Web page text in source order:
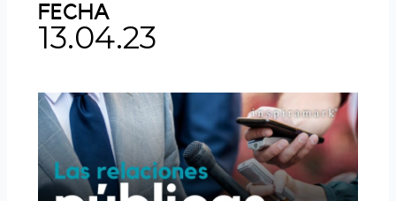
FECHA
13.04.23